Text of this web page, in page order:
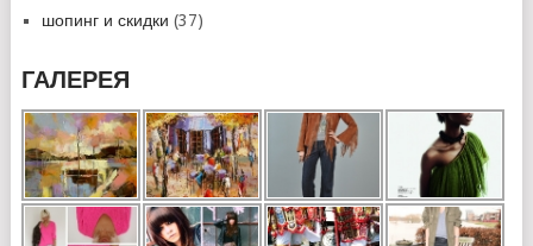
шопинг и скидки (37)
ГАЛЕРЕЯ